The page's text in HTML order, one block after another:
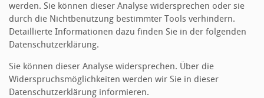
werden. Sie können dieser Analyse widersprechen oder sie
durch die Nichtbenutzung bestimmter Tools verhindern.
Detaillierte Informationen dazu finden Sie in der folgenden
Datenschutzerklärung.
Sie können dieser Analyse widersprechen. Über die
Widerspruchsmöglichkeiten werden wir Sie in dieser
Datenschutzerklärung informieren.